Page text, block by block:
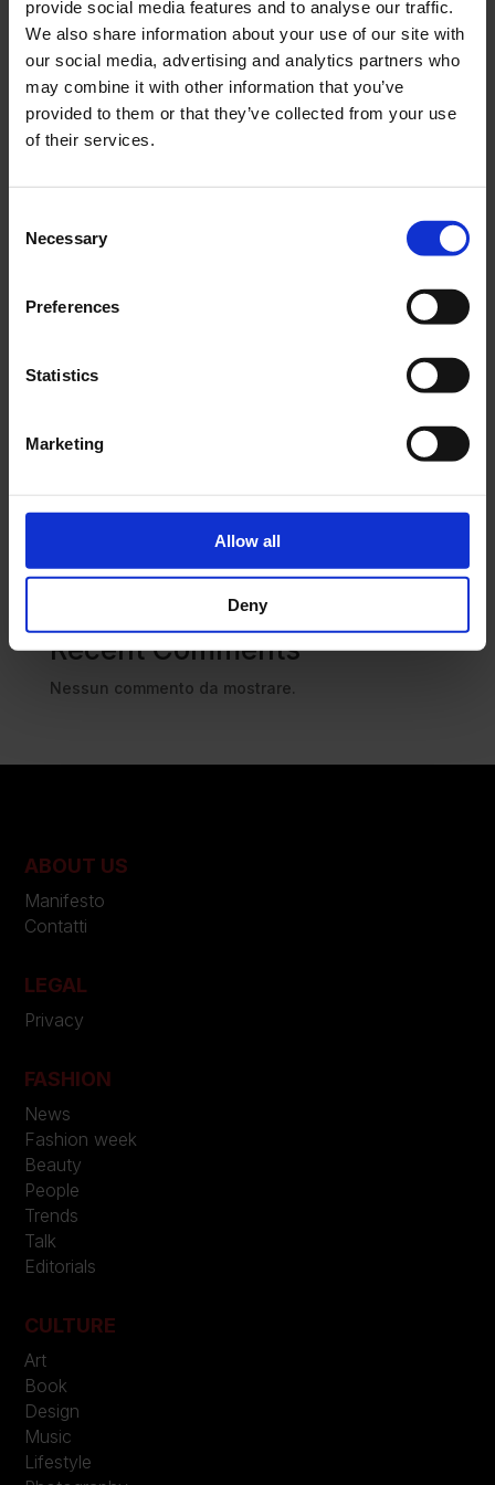
provide social media features and to analyse our traffic.
We also share information about your use of our site with
our social media, advertising and analytics partners who
may combine it with other information that you’ve
provided to them or that they’ve collected from your use
of their services.
Selection
Necessary
Preferences
Statistics
Marketing
Allow all
Deny
potrebbero essere regali unici per gli appassionati
di fotografia durante le festività natalizie.
Mancano solo pochi giorni a Natale e l’atmosfera
festiva è nel pieno del suo splendore. Tuttavia, se
sei tra i...
Dolce Vita Riviera
americana: chi è la nuova anti-diva della musica
elettro-pop
L’universo crepuscolare di Miu Miu: Hailey Bieber e
Xiao Wen Ju sono le protagoniste della nuova
Recent Comments
Nessun commento da mostrare.
ABOUT US
Manifesto
Contatti
LEGAL
Privacy
FASHION
News
Fashion week
Beauty
People
Trends
Talk
Editorials
CULTURE
Art
Book
Design
Music
Lifestyle